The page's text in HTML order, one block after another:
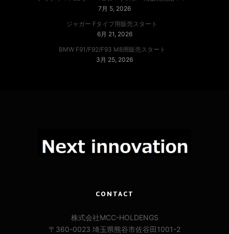
7月 5, 2026
ジャガー Fタイプ用販売スタート
6月 21, 2026
BMW F91/F92/F93 M8用販売スタート
3月 25, 2026
CONTACT
株式会社MCC-HOLDENGS
〒360-0023 埼玉県熊谷市佐谷田1001-2